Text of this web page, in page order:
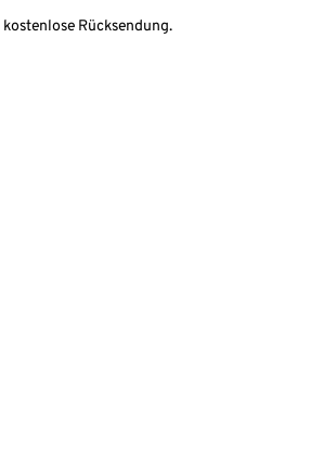
Rücksendung.